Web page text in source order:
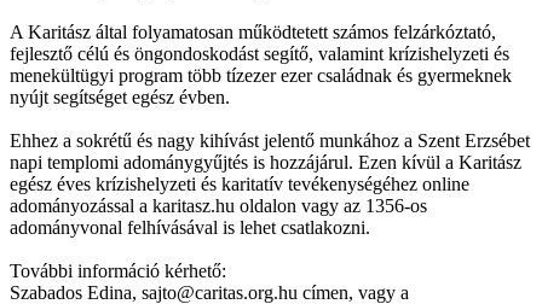
A Karitász által folyamatosan működtetett számos felzárkóztató,
fejlesztő célú és öngondoskodást segítő, valamint krízishelyzeti és
menekültügyi program több tízezer ezer családnak és gyermeknek
nyújt segítséget egész évben.
Ehhez a sokrétű és nagy kihívást jelentő munkához a Szent Erzsébet
napi templomi adománygyűjtés is hozzájárul. Ezen kívül a Karitász
egész éves krízishelyzeti és karitatív tevékenységéhez online
adományozással a karitasz.hu oldalon vagy az 1356-os
adományvonal felhívásával is lehet csatlakozni.
További információ kérhető:
Szabados Edina, sajto@caritas.org.hu címen, vagy a